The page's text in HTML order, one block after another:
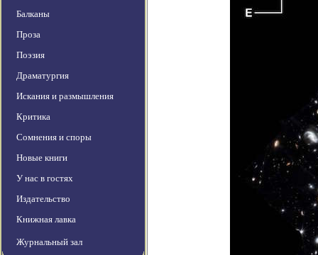
Балканы
Проза
Поэзия
Драматургия
Искания и размышления
Критика
Сомнения и споры
Новые книги
У нас в гостях
Издательство
Книжная лавка
Журнальный зал